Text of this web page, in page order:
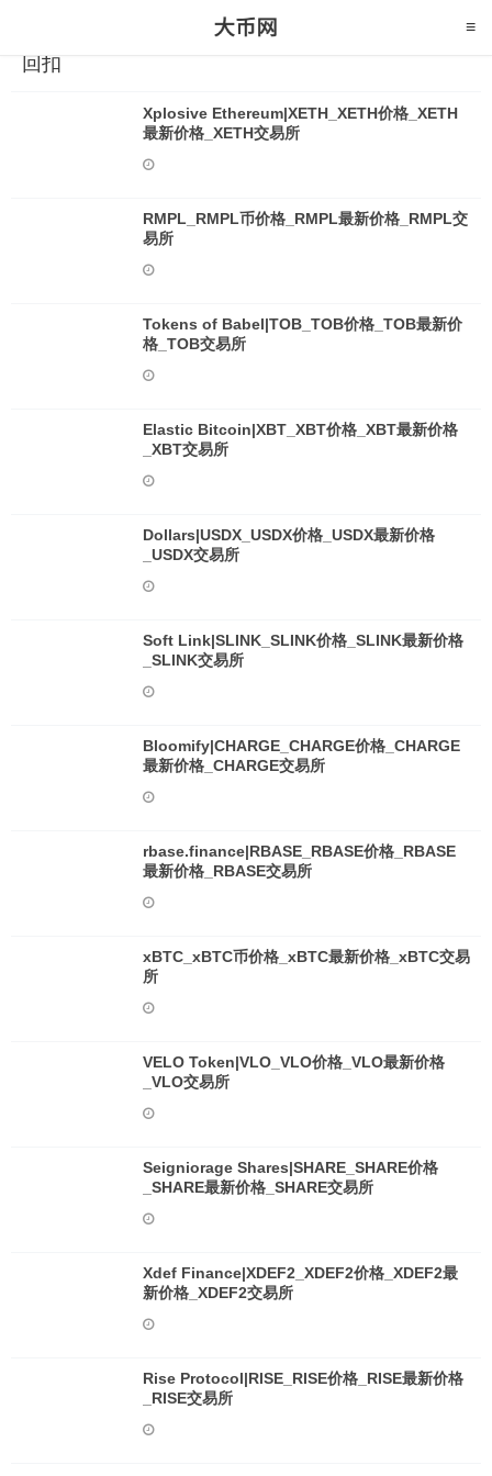
回扣
Xplosive Ethereum|XETH_XETH价格_XETH
最新价格_XETH交易所
RMPL_RMPL币价格_RMPL最新价格_RMPL交
易所
Tokens of Babel|TOB_TOB价格_TOB最新价
格_TOB交易所
Elastic Bitcoin|XBT_XBT价格_XBT最新价格
_XBT交易所
Dollars|USDX_USDX价格_USDX最新价格
_USDX交易所
Soft Link|SLINK_SLINK价格_SLINK最新价格
_SLINK交易所
Bloomify|CHARGE_CHARGE价格_CHARGE
最新价格_CHARGE交易所
rbase.finance|RBASE_RBASE价格_RBASE
最新价格_RBASE交易所
xBTC_xBTC币价格_xBTC最新价格_xBTC交易
所
VELO Token|VLO_VLO价格_VLO最新价格
_VLO交易所
Seigniorage Shares|SHARE_SHARE价格
_SHARE最新价格_SHARE交易所
Xdef Finance|XDEF2_XDEF2价格_XDEF2最
新价格_XDEF2交易所
Rise Protocol|RISE_RISE价格_RISE最新价格
_RISE交易所